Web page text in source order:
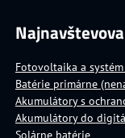
Fotovoltaika a
Batérie primárne
Akumulátory s
Akumulátory do
Solárne batérie